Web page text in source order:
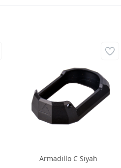
Armadillo C Siyah